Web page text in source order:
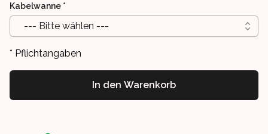
Kabelwanne *
--- Bitte wählen ---
* Pflichtangaben
In den Warenkorb